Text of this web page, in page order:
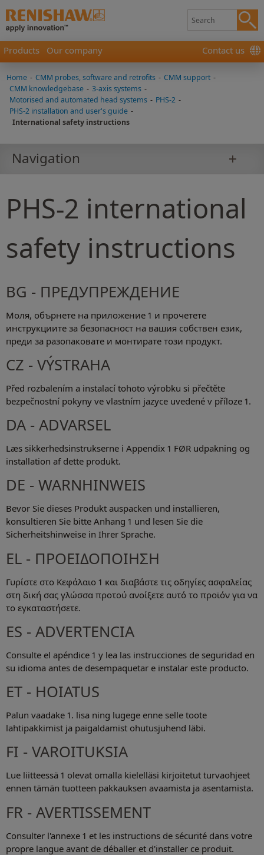
Products Our company Contact us
Home - CMM probes, software and retrofits - CMM support -
CMM knowledgebase - 3-axis systems -
Motorised and automated head systems - PHS-2 -
PHS-2 installation and user's guide -
International safety instructions
Navigation
PHS-2 international
safety instructions
BG - ПРЕДУПРЕЖДЕНИЕ
Моля, обърнете на приложение 1 и прочетете
инструкциите за безопасност на вашия собствен език,
преди за разопаковате и монтирате този продукт.
CZ - VÝSTRAHA
Před rozbalením a instalací tohoto výrobku si přečtěte
bezpečnostní pokyny ve vlastním jazyce uvedené v příloze 1.
DA - ADVARSEL
Læs sikkerhedsinstrukserne i Appendix 1 FØR udpakning og
installation af dette produkt.
DE - WARNHINWEIS
Bevor Sie dieses Produkt auspacken und installieren,
konsultieren Sie bitte Anhang 1 und lesen Sie die
Sicherheitshinweise in Ihrer Sprache.
EL - ΠΡΟΕΙΔΟΠΟΙΗΣΗ
Γυρίστε στο Κεφάλαιο 1 και διαβάστε τις οδηγίες ασφαλείας
στη δική σας γλώσσα προτού ανοίξετε αυτό το προϊόν για να
το εγκαταστήσετε.
ES - ADVERTENCIA
Consulte el apéndice 1 y lea las instrucciones de seguridad en
su idioma antes de desempaquetar e instalar este producto.
ET - HOIATUS
Palun vaadake 1. lisa ning lugege enne selle toote
lahtipakkimist ja paigaldamist ohutusjuhend läbi.
FI - VAROITUKSIA
Lue liitteessä 1 olevat omalla kielelläsi kirjoitetut turvaohjeet
ennen tämän tuotteen pakkauksen avaamista ja asentamista.
FR - AVERTISSEMENT
Consulter l'annexe 1 et les instructions de sécurité dans votre
propre langue avant de déballer et d'installer ce produit.